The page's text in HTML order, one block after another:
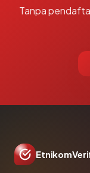
Tanpa